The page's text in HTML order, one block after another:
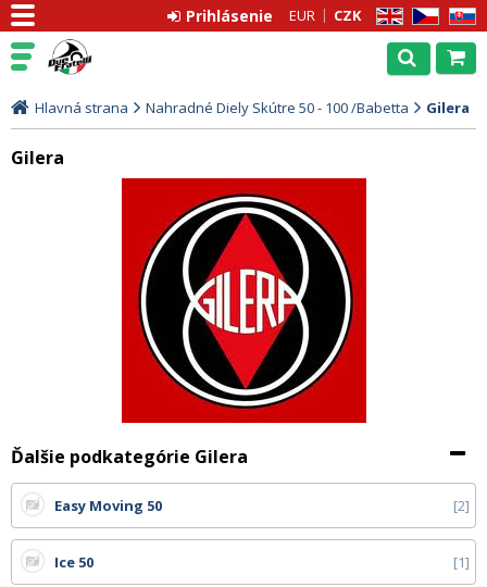
EN CZ SK
EUR CZK
Prihlásenie
Hlavná strana Nahradné Diely Skútre 50 - 100 /Babetta Gilera
Gilera
Ďalšie podkategórie Gilera
Easy Moving 50 2
Ice 50 1